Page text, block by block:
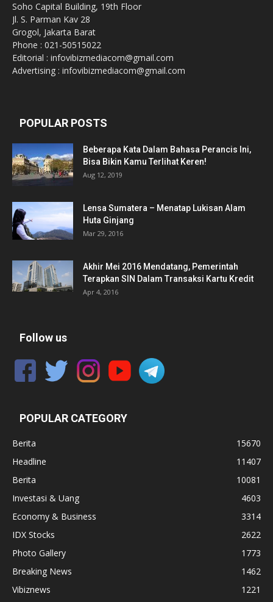
Soho Capital Building, 19th Floor
Jl. S. Parman Kav 28
Grogol, Jakarta Barat
Phone : 021-50515022
Editorial : infovibizmediacom@gmail.com
Advertising : infovibizmediacom@gmail.com
POPULAR POSTS
Beberapa Kata Dalam Bahasa Perancis Ini,
Bisa Bikin Kamu Terlihat Keren!
Aug 12, 2019
Lensa Sumatera – Menatap Lukisan Alam
Huta Ginjang
Mar 29, 2016
Akhir Mei 2016 Mendatang, Pemerintah
Terapkan SIN Dalam Transaksi Kartu Kredit
Apr 4, 2016
Follow us
POPULAR CATEGORY
Berita
15670
Headline
11407
Berita
10081
Investasi & Uang
4603
Economy & Business
3314
IDX Stocks
2622
Photo Gallery
1773
Breaking News
1462
Vibiznews
1221